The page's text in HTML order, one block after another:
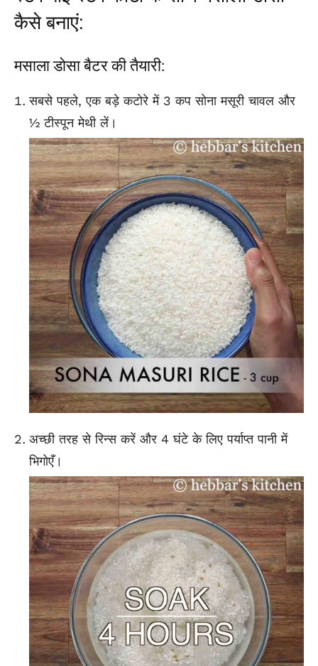
कैसे बनाएं:
मसाला डोसा बैटर की तैयारी:
सबसे पहले, एक बड़े कटोरे में 3 कप सोना मसूरी चावल और
½ टीस्पून मेथी लें।
अच्छी तरह से रिन्स करें और 4 घंटे के लिए पर्याप्त पानी में
भिगोएँ।